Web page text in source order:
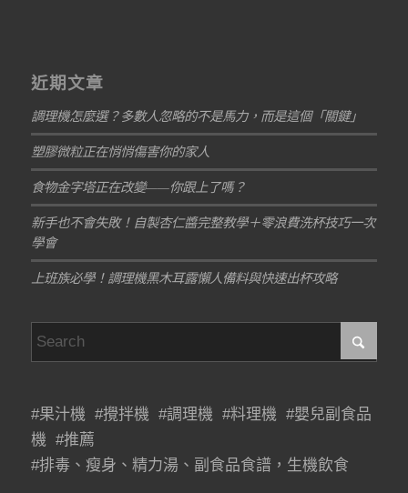
近期文章
調理機怎麼選？多數人忽略的不是馬力，而是這個「關鍵」
塑膠微粒正在悄悄傷害你的家人
食物金字塔正在改變——你跟上了嗎？
新手也不會失敗！自製杏仁醬完整教學＋零浪費洗杯技巧一次
學會
上班族必學！調理機黑木耳露懶人備料與快速出杯攻略
#果汁機 #攪拌機 #調理機 #料理機 #嬰兒副食品
機 #推薦
#排毒、瘦身、精力湯、副食品食譜，生機飲食